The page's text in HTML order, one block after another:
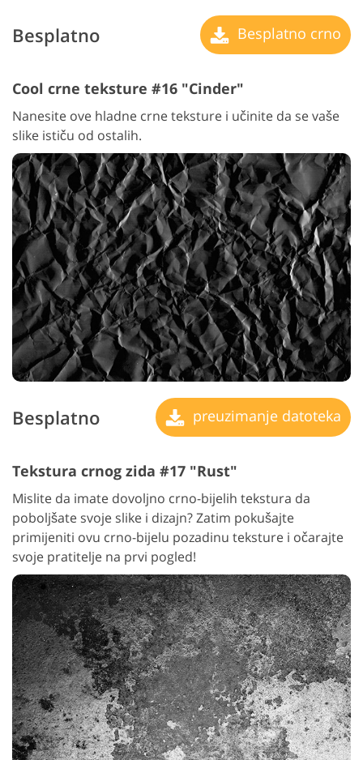
Besplatno Besplatno crno
Cool crne teksture #16 "Cinder"
Nanesite ove hladne crne teksture i učinite da se vaše
slike ističu od ostalih.
Besplatno preuzimanje datoteka
Tekstura crnog zida #17 "Rust"
Mislite da imate dovoljno crno-bijelih tekstura da
poboljšate svoje slike i dizajn? Zatim pokušajte
primijeniti ovu crno-bijelu pozadinu teksture i očarajte
svoje pratitelje na prvi pogled!